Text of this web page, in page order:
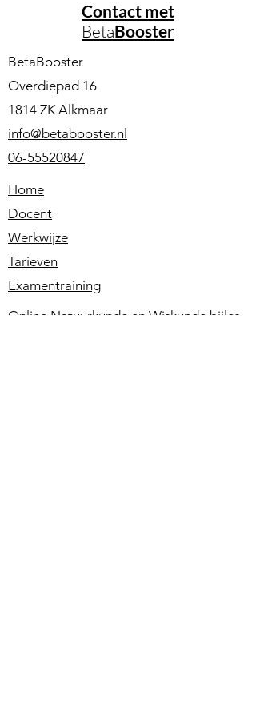
Contact met
BetaBooster
BetaBooster
Overdiepad 16
1814 ZK Alkmaar
info@betabooster.nl
06-55520847
Home
Docent
Werkwijze
Tarieven
Examentraining
Online Natuurkunde en Wiskunde bijles